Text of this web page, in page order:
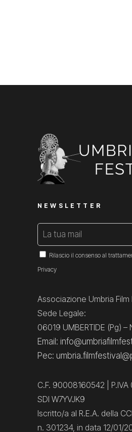
NEWSLETTER
Rilascio il consenso al
Privacy
Associazione Umbria Film
Sede Legale:
06019 UMBERTIDE (Pg) –
Email:
Pec:
C.F. 90008160542 |
SDI W7YVJK9
Iscritto/a al R.E.A. della
n. 301234, in data 12/01/